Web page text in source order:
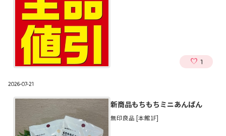
1
2026-07-21
新商品もちもちミニあんぱん
無印良品 [本館1F]